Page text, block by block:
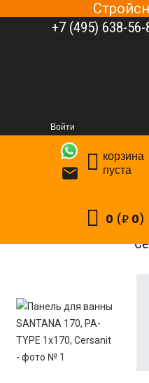
+7 (495) 638-56-
Войти

корзина
пуста
0 (₽ 0)
Ванны и сопутствующие
Панель для ванны
Панель для ванны